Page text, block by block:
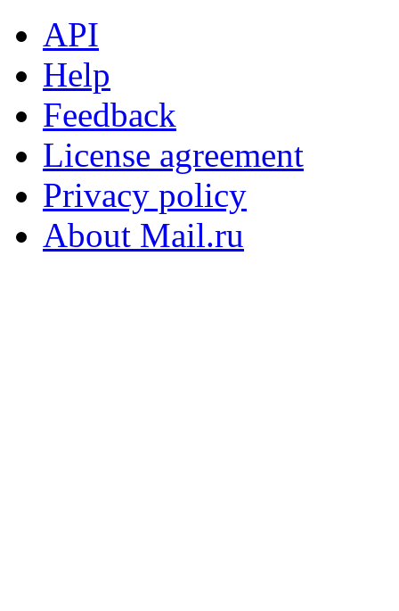
API
Help
Feedback
License agreement
Privacy policy
About Mail.ru